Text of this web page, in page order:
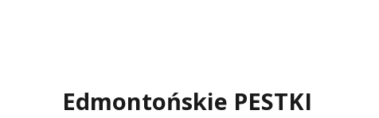
Edmontońskie PESTKI